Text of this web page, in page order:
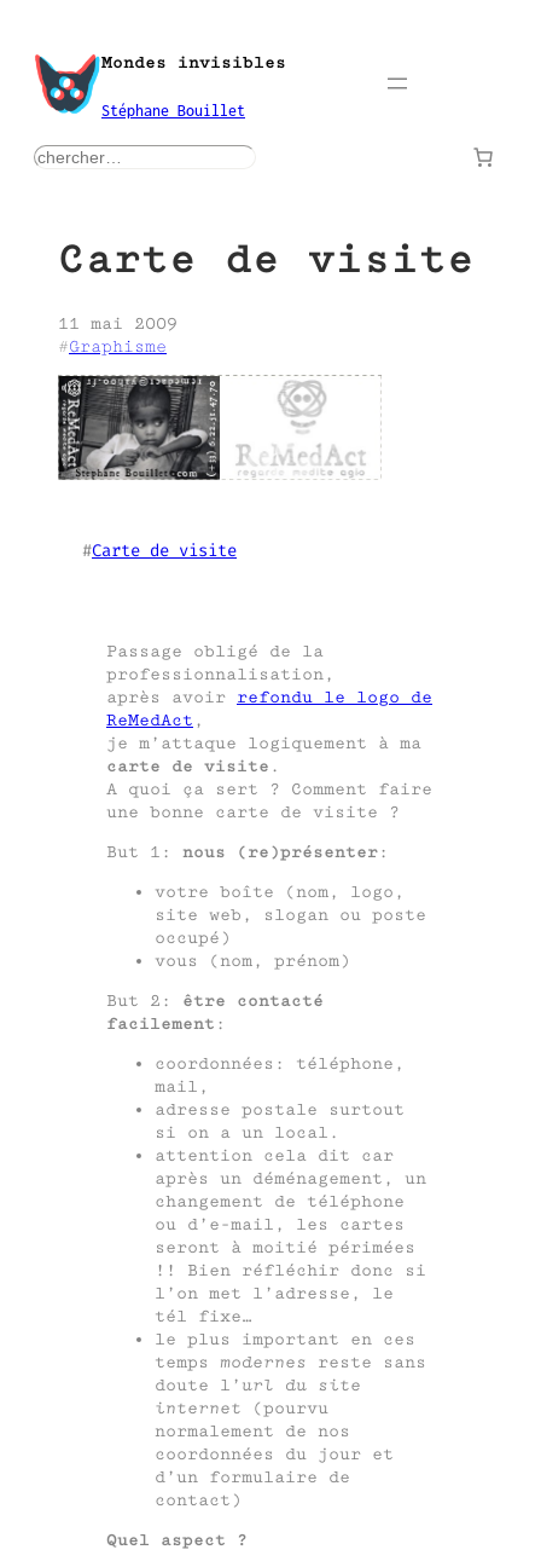
contenu
Mondes invisibles
Stéphane Bouillet
rechercher
Carte de visite
11 mai 2009
#Graphisme
#Carte de visite
Passage obligé de la
professionnalisation,
après avoir refondu le logo de
ReMedAct ,
je m’attaque logiquement à ma
carte de visite .
A quoi ça sert ? Comment faire
une bonne carte de visite ?
But 1: nous (re)présenter:
votre boîte (nom, logo,
site web, slogan ou poste
occupé)
vous (nom, prénom)
But 2: être contacté
facilement :
coordonnées: téléphone,
mail,
adresse postale surtout
si on a un local.
attention cela dit car
après un déménagement, un
changement de téléphone
ou d’e-mail, les cartes
seront à moitié périmées
!! Bien réfléchir donc si
l’on met l’adresse, le
tél fixe…
le plus important en ces
temps modernes
reste sans
doute l’ url du site
internet (pourvu
normalement de nos
coordonnées du jour et
d’un formulaire de
contact)
Quel aspect ?